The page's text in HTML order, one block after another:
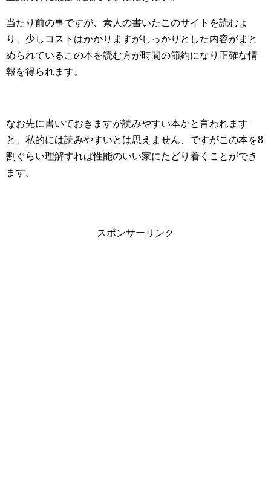
当たり前の事ですが、素人の書いたこのサイトを読むよ
り、少しコストはかかりますがしっかりとした内容がまと
められているこの本を読む方が時間の節約になり正確な情
報を得られます。
なお先に書いておきますが読みやすい本かと言われます
と、私的には読みやすいとは思えません、ですがこの本を8
割ぐらい理解すれば性能のいい家にたどり着くことができ
ます。
スポンサーリンク